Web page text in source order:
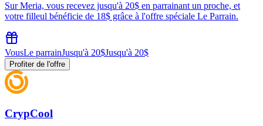
Sur Meria, vous recevez jusqu'à 20$ en parrainant un proche, et
votre filleul bénéficie de 18$ grâce à l'offre spéciale Le Parrain.
VousLe parrainJusqu'à 20$Jusqu'à 20$
Profiter de l'offre
CrypCool